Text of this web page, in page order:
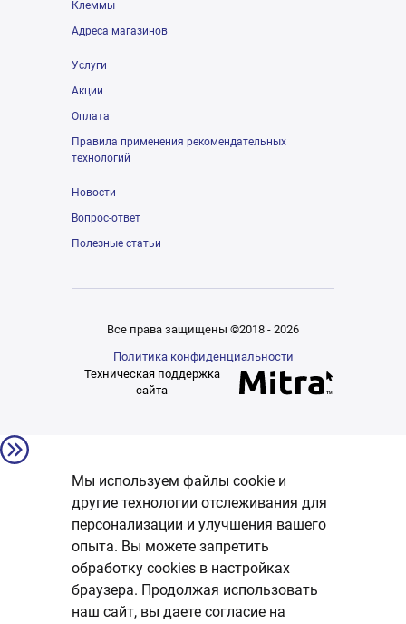
Клеммы
Адреса магазинов
Услуги
Акции
Оплата
Правила применения рекомендательных
технологий
Новости
Вопрос-ответ
Полезные статьи
Все права защищены ©2018 - 2026
Политика конфиденциальности
Техническая поддержка
сайта
Мы используем файлы cookie и
другие технологии отслеживания для
персонализации и улучшения вашего
опыта. Вы можете запретить
обработку сookies в настройках
браузера. Продолжая использовать
наш сайт, вы даете согласие на